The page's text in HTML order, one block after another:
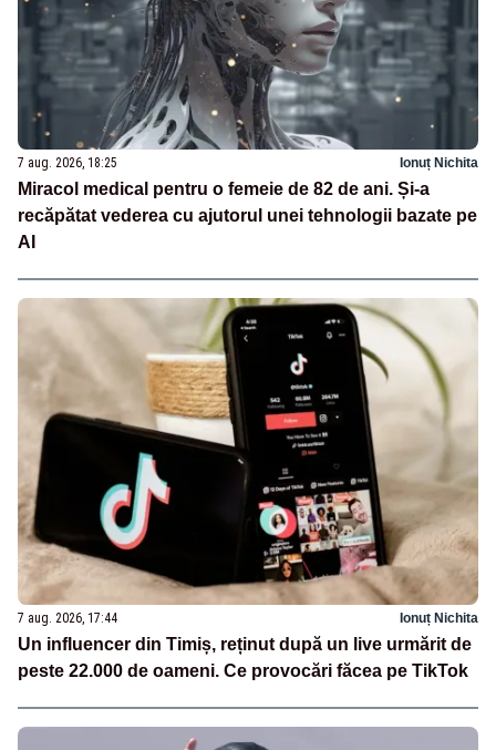
7 aug. 2026, 18:25 Ionuț Nichita
Miracol medical pentru o femeie de 82 de ani. Și-a
recăpătat vederea cu ajutorul unei tehnologii bazate pe
AI
7 aug. 2026, 17:44 Ionuț Nichita
Un influencer din Timiș, reținut după un live urmărit de
peste 22.000 de oameni. Ce provocări făcea pe TikTok